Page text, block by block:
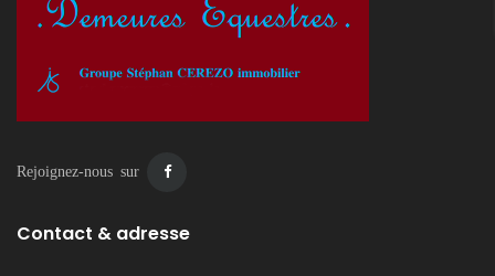
Rejoignez-nous sur
Contact & adresse